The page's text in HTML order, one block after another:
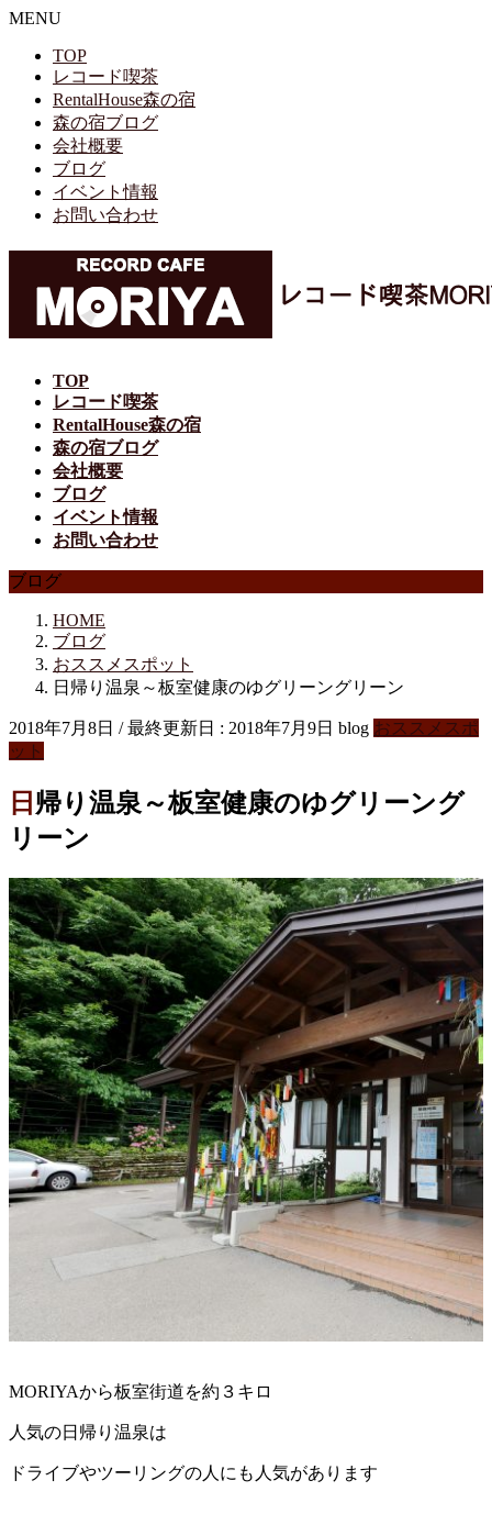
MENU
TOP
レコード喫茶
RentalHouse森の宿
森の宿ブログ
会社概要
ブログ
イベント情報
お問い合わせ
TOP
レコード喫茶
RentalHouse森の宿
森の宿ブログ
会社概要
ブログ
イベント情報
お問い合わせ
ブログ
HOME
ブログ
おススメスポット
日帰り温泉～板室健康のゆグリーングリーン
2018年7月8日 / 最終更新日 : 2018年7月9日 blog おススメスポ
ット
日帰り温泉～板室健康のゆグリーング
リーン
MORIYAから板室街道を約３キロ
人気の日帰り温泉は
ドライブやツーリングの人にも人気があります